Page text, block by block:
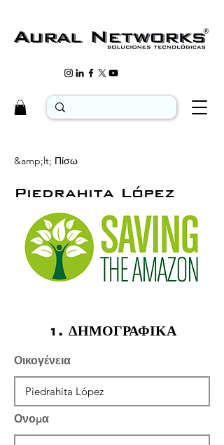
&amp;lt; Πίσω
Piedrahita López
1. ΔΗΜΟΓΡΑΦΙΚΑ
Οικογένεια
Ονομα